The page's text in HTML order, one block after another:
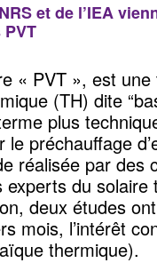
et de l’IEA
« PVT », est
(TH) dite
plus
préchauffage
réalisée par des
experts du
deux études
mois, l’intérêt
thermique).